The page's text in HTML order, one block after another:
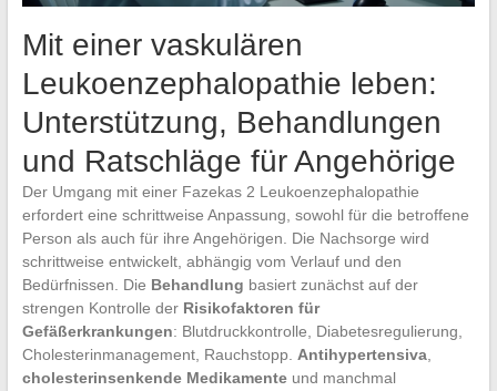
Mit einer vaskulären
Leukoenzephalopathie leben:
Unterstützung, Behandlungen
und Ratschläge für Angehörige
Der Umgang mit einer Fazekas 2 Leukoenzephalopathie
erfordert eine schrittweise Anpassung, sowohl für die betroffene
Person als auch für ihre Angehörigen. Die Nachsorge wird
schrittweise entwickelt, abhängig vom Verlauf und den
Bedürfnissen. Die Behandlung basiert zunächst auf der
strengen Kontrolle der Risikofaktoren für
Gefäßerkrankungen: Blutdruckkontrolle, Diabetesregulierung,
Cholesterinmanagement, Rauchstopp. Antihypertensiva,
cholesterinsenkende Medikamenteund manchmal